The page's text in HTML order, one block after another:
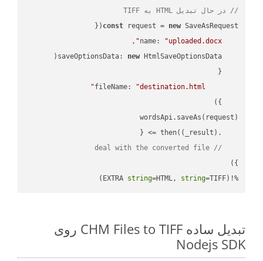
// در حال تبدیل HTML به TIFF
const request = new
name: "uploaded.docx"
saveOptionsData: new
fileName:
"destination.html"
    .then(
( _result ) =>
// deal with the converted file
%!(EXTRA
string=HTML, string=TIFF)
تبدیل ساده CHM Files to TIFF روی
Nodejs SDK